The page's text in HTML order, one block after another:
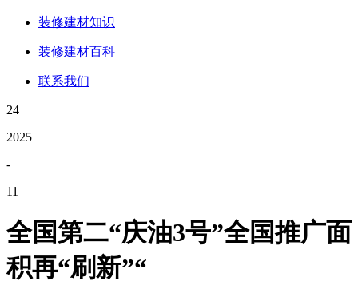
装修建材知识
装修建材百科
联系我们
24
2025
-
11
全国第二“庆油3号”全国推广面
积再“刷新”“